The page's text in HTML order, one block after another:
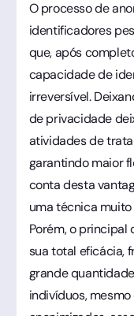
O processo de
identificadores
que, após
capacidade de
irreversível.
de privacidade
atividades de
garantindo maior
conta desta
uma técnica
Porém, o
sua total eficácia,
grande
indivíduos,